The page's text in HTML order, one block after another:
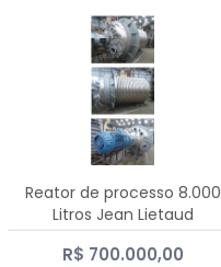
Reator de processo 8.000
Litros Jean Lietaud
R$ 700.000,00